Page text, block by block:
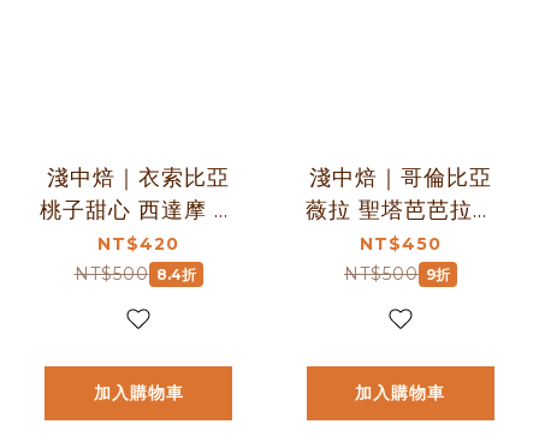
淺中焙｜衣索比亞
桃子甜心 西達摩 日
曬 咖啡豆 半磅
(227g±5g )｜暖窩
咖啡
NT$420
NT$500 8.4折
加入購物車
淺中焙｜哥倫比亞
薇拉 聖塔芭芭拉莊
園｜妮菲塔莉 玫瑰
藝伎 (蜜處理) 1/4磅
｜暖窩咖啡
NT$450
NT$500 9折
加入購物車